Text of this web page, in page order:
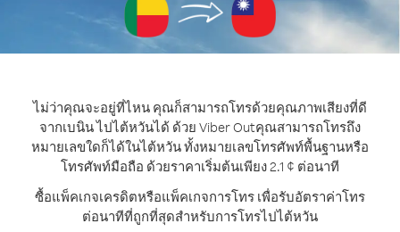
ไม่ว่าคุณจะอยู่ที่ไหน คุณก็สามารถโทรด้วยคุณภาพเสียงที่ดี
จากเบนิน ไปไต้หวันได้ ด้วย Viber Outคุณสามารถโทรถึง
หมายเลขใดก็ได้ในไต้หวัน ทั้งหมายเลขโทรศัพท์พื้นฐานหรือ
โทรศัพท์มือถือ ด้วยราคาเริ่มต้นเพียง 2.1 ¢ ต่อนาที
ซื้อแพ็คเกจเครดิตหรือแพ็คเกจการโทร เพื่อรับอัตราค่าโทร
ต่อนาทีที่ถูกที่สุดสำหรับการโทรไปไต้หวัน